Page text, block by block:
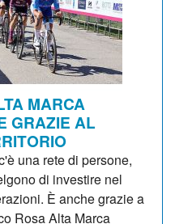
MARCA
GRAZIE AL
una rete di persone,
di investire nel
È anche grazie a
Rosa Alta Marca